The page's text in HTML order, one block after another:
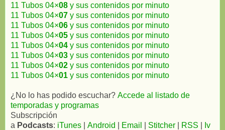
11 Tubos 04×08 y sus contenidos por minuto
11 Tubos 04×07 y sus contenidos por minuto
11 Tubos 04×06 y sus contenidos por minuto
11 Tubos 04×05 y sus contenidos por minuto
11 Tubos 04×04 y sus contenidos por minuto
11 Tubos 04×03 y sus contenidos por minuto
11 Tubos 04×02 y sus contenidos por minuto
11 Tubos 04×01 y sus contenidos por minuto
¿No lo has podido escuchar? Accede al listado de
temporadas y programas
Subscripción
a Podcasts: iTunes Android Email Stitcher RSS
Iv